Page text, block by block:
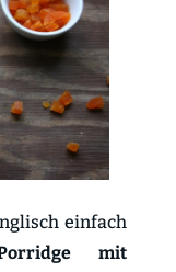
einfach
mit